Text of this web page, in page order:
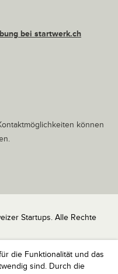
die Funktionalität und das
sind. Durch die
bei startwerk.ch
können
Startups. Alle Rechte